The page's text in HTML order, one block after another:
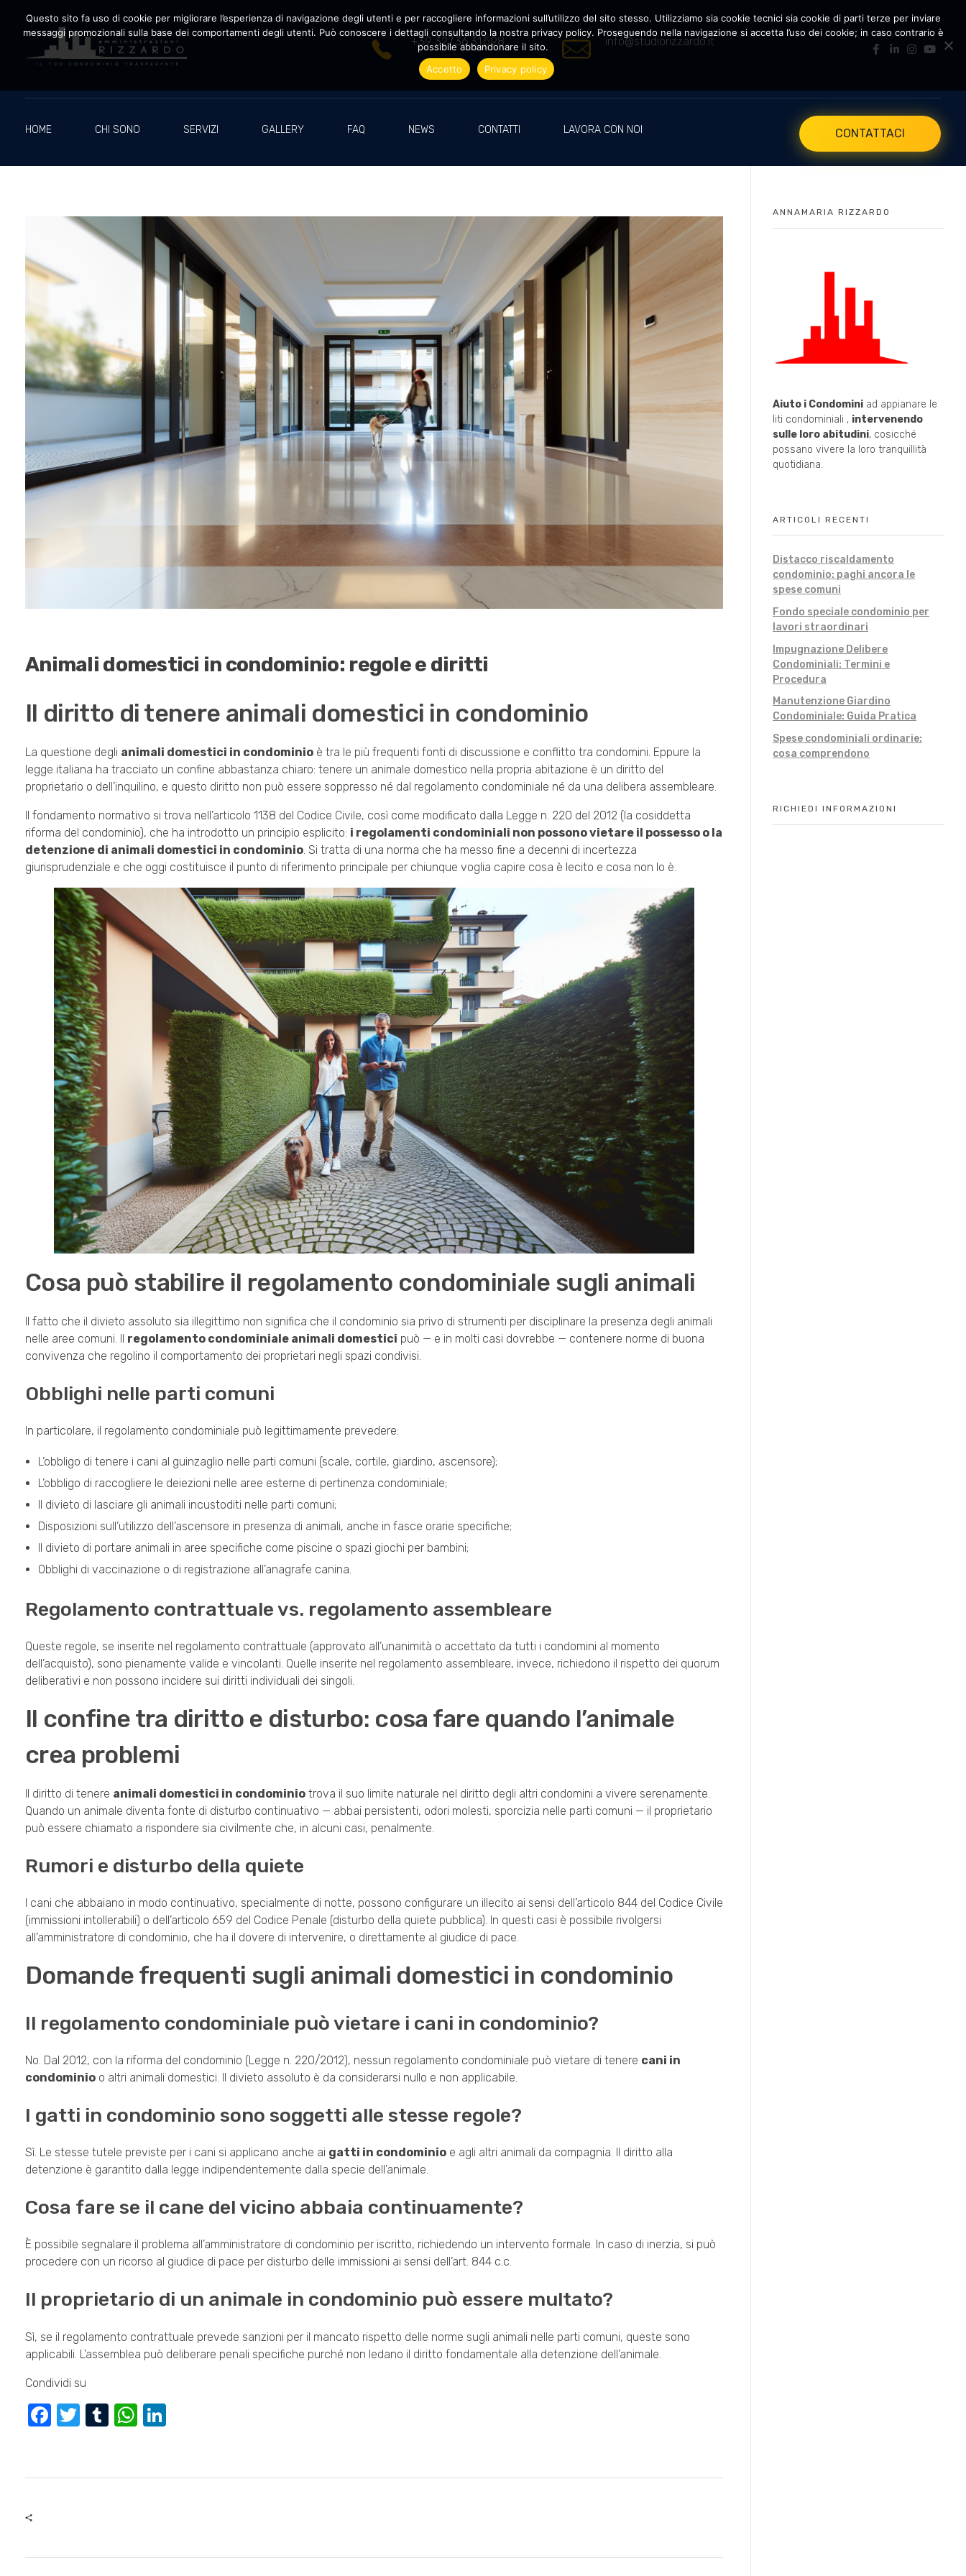
+39 327.36.31.598 info@studiorizzardo.it
HOME CHI SONO SERVIZI GALLERY FAQ NEWS CONTATTI LAVORA CON NOI CONTATTACI
Animali domestici in condominio: regole e diritti
Il diritto di tenere animali domestici in condominio
La questione degli animali domestici in condominio è tra le più frequenti fonti di discussione e conflitto tra condomini. Eppure la
legge italiana ha tracciato un confine abbastanza chiaro: tenere un animale domestico nella propria abitazione è un diritto del
proprietario o dell’inquilino, e questo diritto non può essere soppresso né dal regolamento condominiale né da una delibera assembleare.
Il fondamento normativo si trova nell’articolo 1138 del Codice Civile, così come modificato dalla Legge n. 220 del 2012 (la cosiddetta
riforma del condominio), che ha introdotto un principio esplicito: i regolamenti condominiali non possono vietare il possesso o la
detenzione di animali domestici in condominio . Si tratta di una norma che ha messo fine a decenni di incertezza
giurisprudenziale e che oggi costituisce il punto di riferimento principale per chiunque voglia capire cosa è lecito e cosa non lo è.
Cosa può stabilire il regolamento condominiale sugli animali
Il fatto che il divieto assoluto sia illegittimo non significa che il condominio sia privo di strumenti per disciplinare la presenza degli animali
nelle aree comuni. Il regolamento condominiale animali domestici può — e in molti casi dovrebbe — contenere norme di buona
convivenza che regolino il comportamento dei proprietari negli spazi condivisi.
Obblighi nelle parti comuni
In particolare, il regolamento condominiale può legittimamente prevedere:
L’obbligo di tenere i cani al guinzaglio nelle parti comuni (scale, cortile, giardino, ascensore);
L’obbligo di raccogliere le deiezioni nelle aree esterne di pertinenza condominiale;
Il divieto di lasciare gli animali incustoditi nelle parti comuni;
Disposizioni sull’utilizzo dell’ascensore in presenza di animali, anche in fasce orarie specifiche;
Il divieto di portare animali in aree specifiche come piscine o spazi giochi per bambini;
Obblighi di vaccinazione o di registrazione all’anagrafe canina.
Regolamento contrattuale vs. regolamento assembleare
Queste regole, se inserite nel regolamento contrattuale (approvato all’unanimità o accettato da tutti i condomini al momento
dell’acquisto), sono pienamente valide e vincolanti. Quelle inserite nel regolamento assembleare, invece, richiedono il rispetto dei quorum
deliberativi e non possono incidere sui diritti individuali dei singoli.
Il confine tra diritto e disturbo: cosa fare quando l’animale
crea problemi
Il diritto di tenere animali domestici in condominio trova il suo limite naturale nel diritto degli altri condomini a vivere serenamente.
Quando un animale diventa fonte di disturbo continuativo — abbai persistenti, odori molesti, sporcizia nelle parti comuni — il proprietario
può essere chiamato a rispondere sia civilmente che, in alcuni casi, penalmente.
Rumori e disturbo della quiete
I cani che abbaiano in modo continuativo, specialmente di notte, possono configurare un illecito ai sensi dell’articolo 844 del Codice Civile
(immissioni intollerabili) o dell’articolo 659 del Codice Penale (disturbo della quiete pubblica). In questi casi è possibile rivolgersi
all’amministratore di condominio, che ha il dovere di intervenire, o direttamente al giudice di pace.
Domande frequenti sugli animali domestici in condominio
Il regolamento condominiale può vietare i cani in condominio?
No. Dal 2012, con la riforma del condominio (Legge n. 220/2012), nessun regolamento condominiale può vietare di tenere cani in
condominio o altri animali domestici. Il divieto assoluto è da considerarsi nullo e non applicabile.
I gatti in condominio sono soggetti alle stesse regole?
Sì. Le stesse tutele previste per i cani si applicano anche ai gatti in condominio e agli altri animali da compagnia. Il diritto alla
detenzione è garantito dalla legge indipendentemente dalla specie dell’animale.
Cosa fare se il cane del vicino abbaia continuamente?
È possibile segnalare il problema all’amministratore di condominio per iscritto, richiedendo un intervento formale. In caso di inerzia, si può
procedere con un ricorso al giudice di pace per disturbo delle immissioni ai sensi dell’art. 844 c.c.
Il proprietario di un animale in condominio può essere multato?
Sì, se il regolamento contrattuale prevede sanzioni per il mancato rispetto delle norme sugli animali nelle parti comuni, queste sono
applicabili. L’assemblea può deliberare penali specifiche purché non ledano il diritto fondamentale alla detenzione dell’animale.
Condividi su
F
e
o
T
er
T
bl
W
s
p
e
ANNAMARIA RIZZARDO
Aiuto i Condomini ad appianare le
liti condominiali , intervenendo
sulle loro abitudini, cosicché
possano vivere la loro tranquillità
quotidiana.
ARTICOLI RECENTI
Distacco riscaldamento
condominio: paghi ancora le
spese comuni
Fondo speciale condominio per
lavori straordinari
Impugnazione Delibere
Condominiali: Termini e
Procedura
Manutenzione Giardino
Condominiale: Guida Pratica
Spese condominiali ordinarie:
cosa comprendono
RICHIEDI INFORMAZIONI
Questo sito fa uso di cookie per migliorare l’esperienza di navigazione degli utenti e per raccogliere informazioni sull’utilizzo del sito stesso. Utilizziamo sia cookie tecnici sia cookie di parti terze per inviare
messaggi promozionali sulla base dei comportamenti degli utenti. Può conoscere i dettagli consultando la nostra privacy policy. Proseguendo nella navigazione si accetta l’uso dei cookie; in caso contrario è
possibile abbandonare il sito.
Accetto
Privacy policy